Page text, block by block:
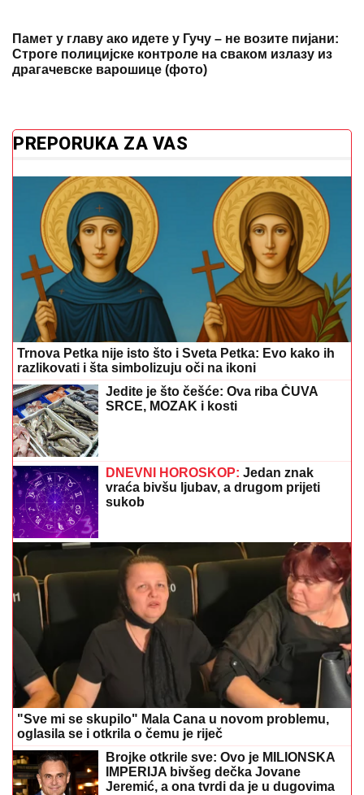
Памет у главу ако идете у Гучу – не возите пијани:
Строге полицијске контроле на сваком излазу из
драгачевске варошице (фото)
PREPORUKA ZA VAS
Trnova Petka nije isto što i Sveta Petka: Evo kako ih
razlikovati i šta simbolizuju oči na ikoni
Jedite je što češće: Ova riba ČUVA
SRCE, MOZAK i kosti
DNEVNI HOROSKOP: Jedan znak
vraća bivšu ljubav, a drugom prijeti
sukob
"Sve mi se skupilo" Mala Cana u novom problemu,
oglasila se i otkrila o čemu je riječ
Brojke otkrile sve: Ovo je MILIONSKA
IMPERIJA bivšeg dečka Jovane
Jeremić, a ona tvrdi da je u dugovima